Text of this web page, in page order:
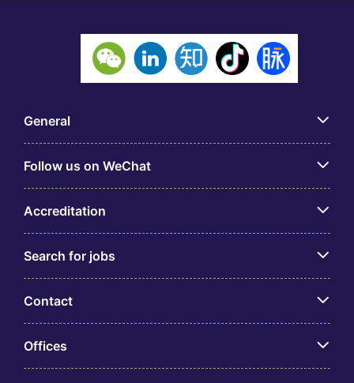
General
Follow us on WeChat
Accreditation
Search for jobs
Contact
Offices